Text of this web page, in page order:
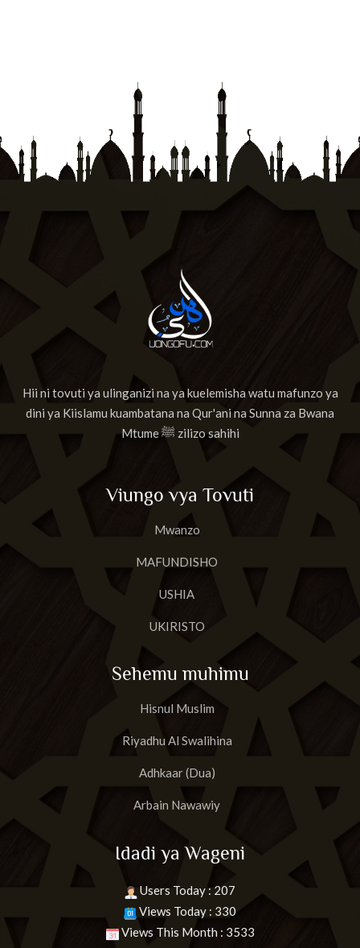
Hii ni tovuti ya ulinganizi na ya kuelemisha watu mafunzo ya
dini ya Kiislamu kuambatana na Qur'ani na Sunna za Bwana
Mtume ﷺ zilizo sahihi
Viungo vya Tovuti
Mwanzo
MAFUNDISHO
USHIA
UKIRISTO
Sehemu muhimu
Hisnul Muslim
Riyadhu Al Swalihina
Adhkaar (Dua)
Arbain Nawawiy
Idadi ya Wageni
Users Today : 207
Views Today : 330
Views This Month : 3533